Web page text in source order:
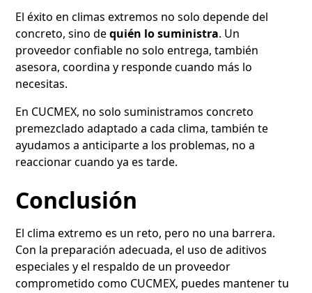
El éxito en climas extremos no solo depende del
concreto, sino dequién lo suministra. Un
proveedor confiable no solo entrega, también
asesora, coordina y responde cuando más lo
necesitas.
En CUCMEX, no solo suministramos concreto
premezclado adaptado a cada clima, también te
ayudamos a anticiparte a los problemas, no a
reaccionar cuando ya es tarde.
Conclusión
El clima extremo es un reto, pero no una barrera.
Con la preparación adecuada, el uso de aditivos
especiales y el respaldo de un proveedor
comprometido como CUCMEX, puedes mantener tu